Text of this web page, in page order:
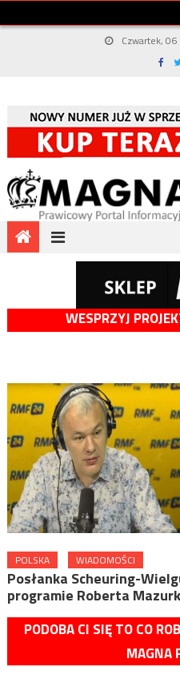
Czwartek,
WESPRZYJ
POLSKA WIADOMOŚCI
Posłanka Scheuring-
programie Roberta
PODOBA CI SIĘ TO CO
MAGNA